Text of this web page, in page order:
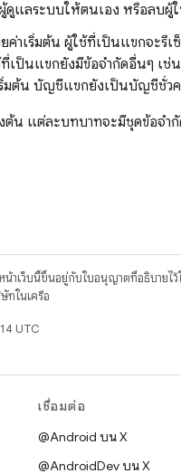
ดูแลระบบให้ตนเอง หรือลบผู้ใ
ค่าเริ่มต้น ผู้ใช้ที่เป็นแขกจะรี
เป็นแขกยังมีข้อจำกัดอื่นๆ เ
มต้น บัญชีแขกยังเป็นบัญชีชั่วค
งต้น แต่ละบทบาทจะมีชุดข้อจ
น้าเว็บนี้ขึ้นอยู่กับใบอนุญาตที่อธิบายไว้
ทในเครือ
UTC
เชื่อมต่อ
@Android บน X
@AndroidDev บน X